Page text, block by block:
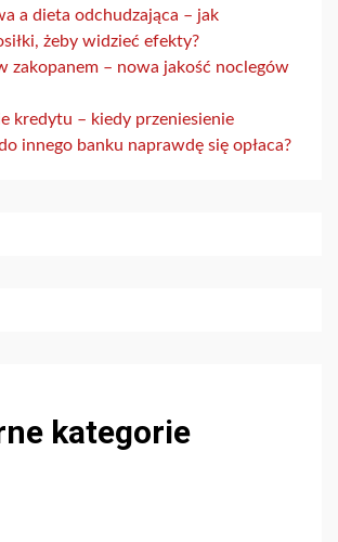
a dieta odchudzająca – jak
żeby widzieć efekty?
zakopanem – nowa jakość noclegów
kredytu – kiedy przeniesienie
innego banku naprawdę się opłaca?
kategorie